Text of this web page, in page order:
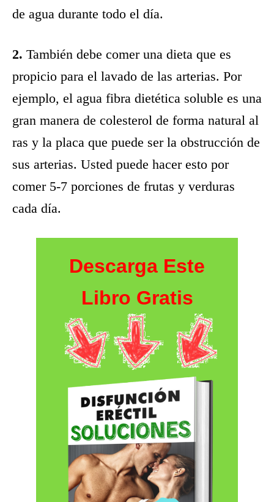
de agua durante todo el día.
2. También debe comer una dieta que es
propicio para el lavado de las arterias. Por
ejemplo, el agua fibra dietética soluble es una
gran manera de colesterol de forma natural al
ras y la placa que puede ser la obstrucción de
sus arterias. Usted puede hacer esto por
comer 5-7 porciones de frutas y verduras
cada día.
Descarga Este
Libro Gratis